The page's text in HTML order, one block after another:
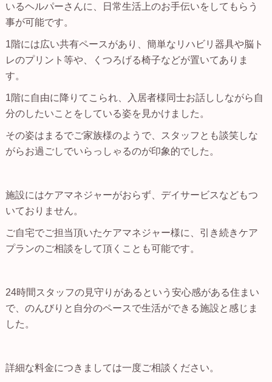
いるヘルパーさんに、日常生活上のお手伝いをしてもらう
事が可能です。
1階には広い共有ペースがあり、簡単なリハビリ器具や脳ト
レのプリント等や、くつろげる椅子などが置いてありま
す。
1階に自由に降りてこられ、入居者様同士お話ししながら自
分のしたいことをしている姿を見かけました。
その姿はまるでご家族様のようで、スタッフとも談笑しな
がらお過ごしでいらっしゃるのが印象的でした。
施設にはケアマネジャーがおらず、デイサービスなどもつ
いておりません。
ご自宅でご担当頂いたケアマネジャー様に、引き続きケア
プランのご相談をして頂くことも可能です。
24時間スタッフの見守りがあるという安心感がある住まい
で、のんびりと自分のペースで生活ができる施設と感じま
した。
詳細な料金につきましては一度ご相談ください。